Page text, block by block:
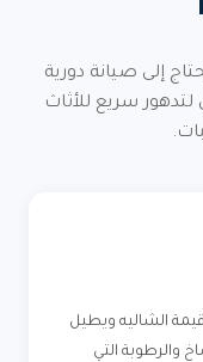
إلى صيانة دورية
سريع للأثاث
الشاليه ويطيل
والرطوبة التي